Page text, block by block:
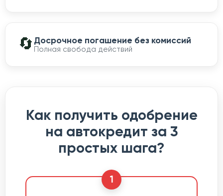
🔄 Досрочное погашение без комиссий
Полная свобода действий
Как получить одобрение
на автокредит за 3
простых шага?
1